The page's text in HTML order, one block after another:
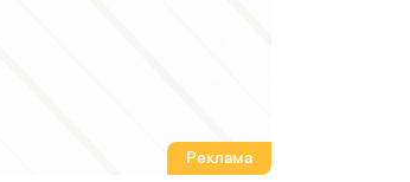
Реклама